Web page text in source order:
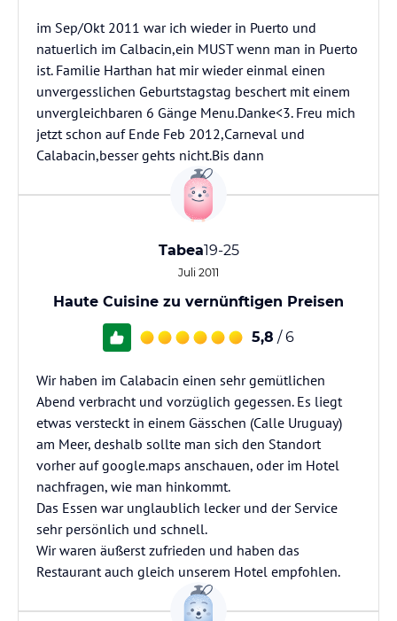
im Sep/Okt 2011 war ich wieder in Puerto und
natuerlich im Calbacin,ein MUST wenn man in Puerto
ist. Familie Harthan hat mir wieder einmal einen
unvergesslichen Geburtstagstag beschert mit einem
unvergleichbaren 6 Gänge Menu.Danke<3. Freu mich
jetzt schon auf Ende Feb 2012,Carneval und
Calabacin,besser gehts nicht.Bis dann
Tabea19-25
Juli 2011
Haute Cuisine zu vernünftigen Preisen
5,8 / 6
Wir haben im Calabacin einen sehr gemütlichen
Abend verbracht und vorzüglich gegessen. Es liegt
etwas versteckt in einem Gässchen (Calle Uruguay)
am Meer, deshalb sollte man sich den Standort
vorher auf google.maps anschauen, oder im Hotel
nachfragen, wie man hinkommt.
Das Essen war unglaublich lecker und der Service
sehr persönlich und schnell.
Wir waren äußerst zufrieden und haben das
Restaurant auch gleich unserem Hotel empfohlen.